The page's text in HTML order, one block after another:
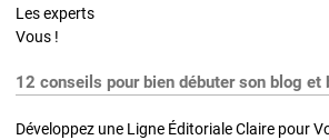
Les experts
Vous !
12 conseils pour bien débuter son blog et
Développez une Ligne Éditoriale Claire pour